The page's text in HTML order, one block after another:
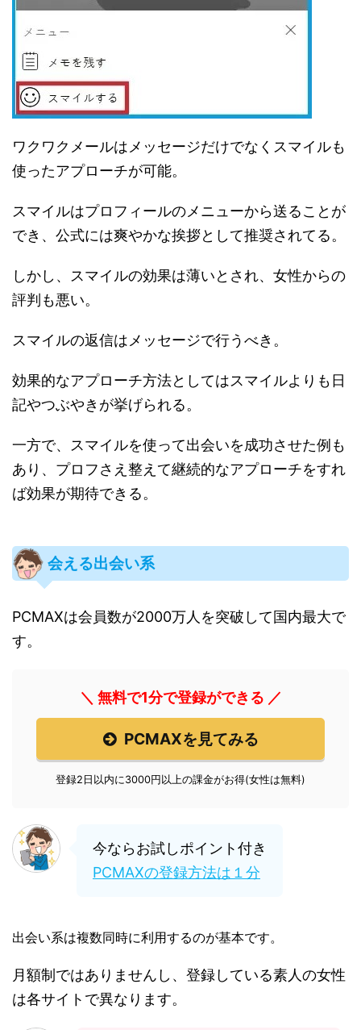
ワクワクメールはメッセージだけでなくスマイルも
使ったアプローチが可能。
スマイルはプロフィールのメニューから送ることが
でき、公式には爽やかな挨拶として推奨されてる。
しかし、スマイルの効果は薄いとされ、女性からの
評判も悪い。
スマイルの返信はメッセージで行うべき。
効果的なアプローチ方法としてはスマイルよりも日
記やつぶやきが挙げられる。
一方で、スマイルを使って出会いを成功させた例も
あり、プロフさえ整えて継続的なアプローチをすれ
ば効果が期待できる。
会える出会い系
PCMAXは会員数が2000万人を突破して国内最大で
す。
＼ 無料で1分で登録ができる ／
PCMAXを見てみる
登録2日以内に3000円以上の課金がお得(女性は無料)
今ならお試しポイント付き
PCMAXの登録方法は１分
出会い系は複数同時に利用するのが基本です。
月額制ではありませんし、登録している素人の女性
は各サイトで異なります。